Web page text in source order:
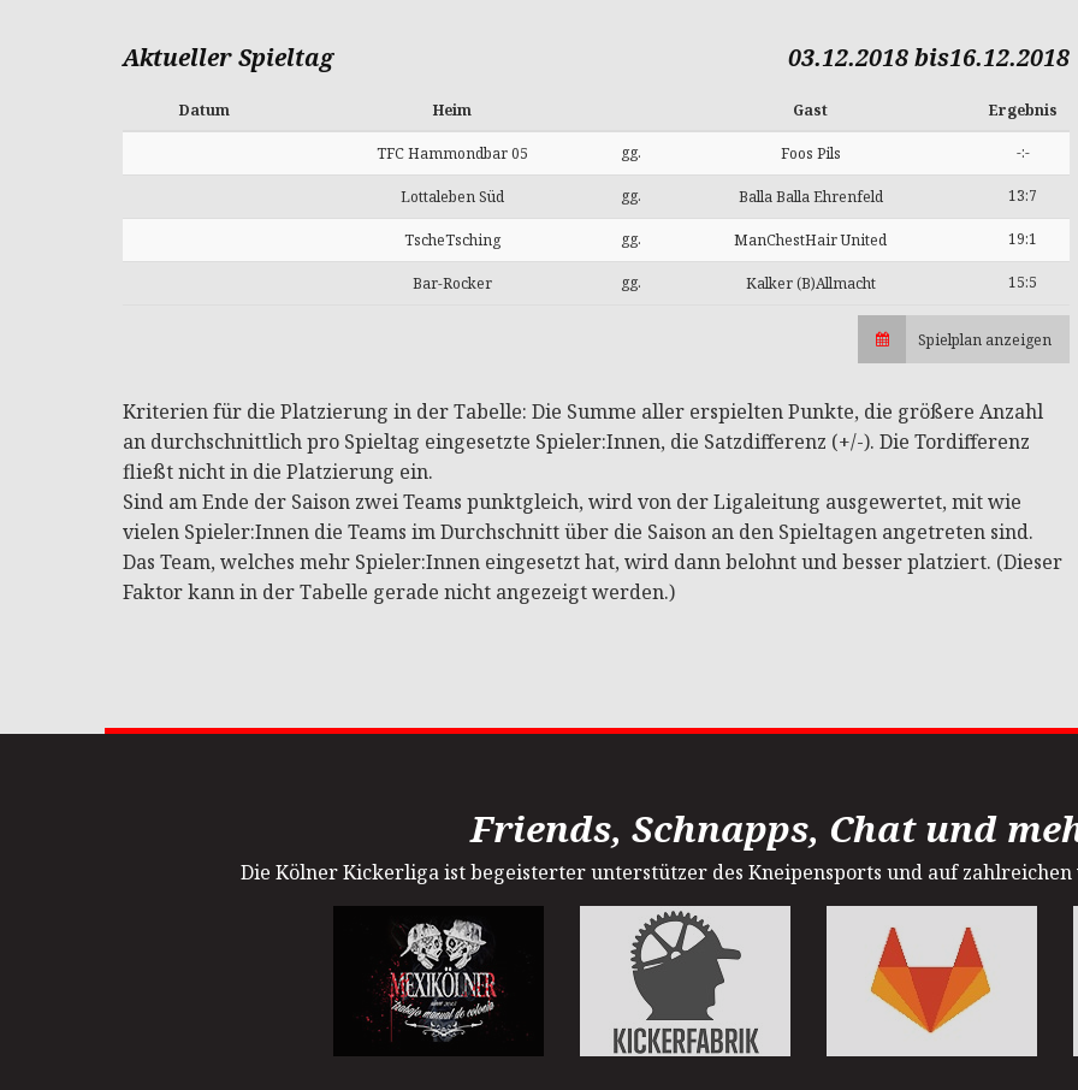
Aktueller Spieltag 03.12.2018 bis16.12.2018
Datum Heim Gast Ergebnis
TFC Hammondbar 05 gg. Foos Pils -:-
Lottaleben Süd gg. Balla Balla Ehrenfeld 13:7
TscheTsching gg. ManChestHair United 19:1
Bar-Rocker gg. Kalker (B)Allmacht 15:5
Spielplan anzeigen
Kriterien für die Platzierung in der Tabelle: Die Summe aller erspielten Punkte, die größere Anzahl
an durchschnittlich pro Spieltag eingesetzte Spieler:Innen, die Satzdifferenz (+/-). Die Tordifferenz
fließt nicht in die Platzierung ein.
Sind am Ende der Saison zwei Teams punktgleich, wird von der Ligaleitung ausgewertet, mit wie
vielen Spieler:Innen die Teams im Durchschnitt über die Saison an den Spieltagen angetreten sind.
Das Team, welches mehr Spieler:Innen eingesetzt hat, wird dann belohnt und besser platziert. (Dieser
Faktor kann in der Tabelle gerade nicht angezeigt werden.)
Friends, Schnapps, Chat und
Die Kölner Kickerliga ist begeisterter unterstützer des Kneipensports und auf